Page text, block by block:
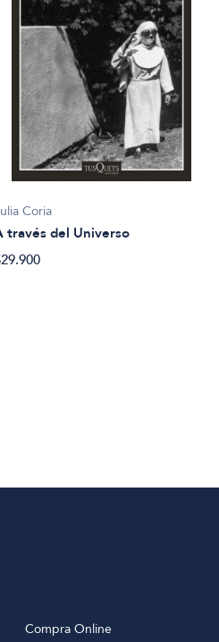
Coria
través del Universo
Compra Online